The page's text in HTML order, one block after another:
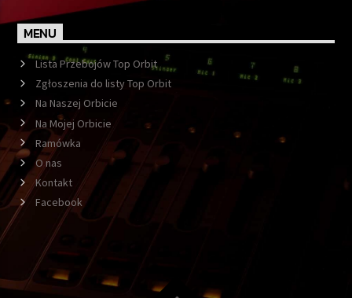
MENU
Lista Przebojów Top Orbit
Zgłoszenia do listy Top Orbit
Na Naszej Orbicie
Na Mojej Orbicie
Ramówka
O nas
Kontakt
Facebook